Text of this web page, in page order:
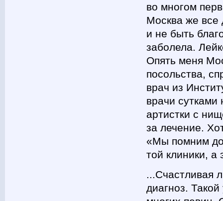
во многом
Москва же все
и не быть
заболела.
Опять меня
посольства,
врач из
врачи
артистки с
за лечение.
«Мы помним
той клиники, а
...Счастливая
диагноз.